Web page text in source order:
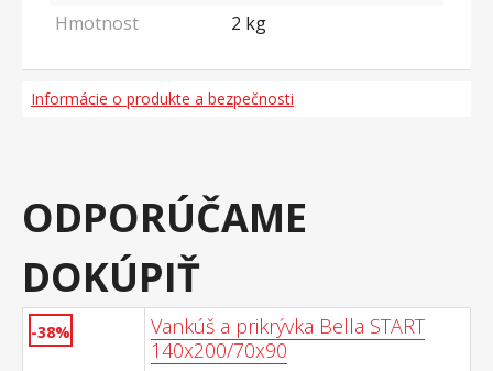
Hmotnost
2 kg
Informácie o produkte a bezpečnosti
ODPORÚČAME
DOKÚPIŤ
-38%
Vankúš a prikrývka Bella START
140x200/70x90